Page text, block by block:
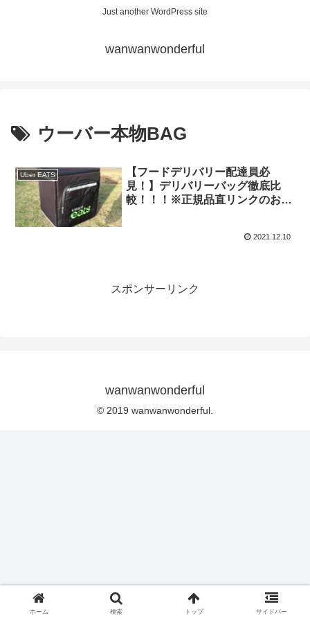
Just another WordPress site
wanwanwonderful
ウーバー本物BAG
Uber EATS
【フードデリバリー配達員必
見！】デリバリーバッグ徹底比
較！！！※正規品直リンクのおま
2021.12.10
スポンサーリンク
wanwanwonderful
© 2019 wanwanwonderful.
ホーム 検索 トップ サイドバー